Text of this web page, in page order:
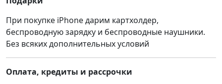
При покупке iPhone дарим картхолдер,
беспроводную зарядку и беспроводные наушники.
Без всяких дополнительных условий
Оплата, кредиты и рассрочки